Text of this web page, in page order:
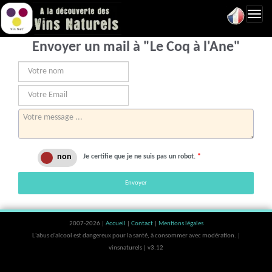
Envoyer un mail à "Le Coq à l'Ane"
Je certifie que je ne suis pas un robot. *
Envoyer
2007-2026 | Accueil Contact
Mentions légales
L'abus d'alcool est dangereux pour la santé, à consommer avec modération. |
vinsnaturels | v3.12